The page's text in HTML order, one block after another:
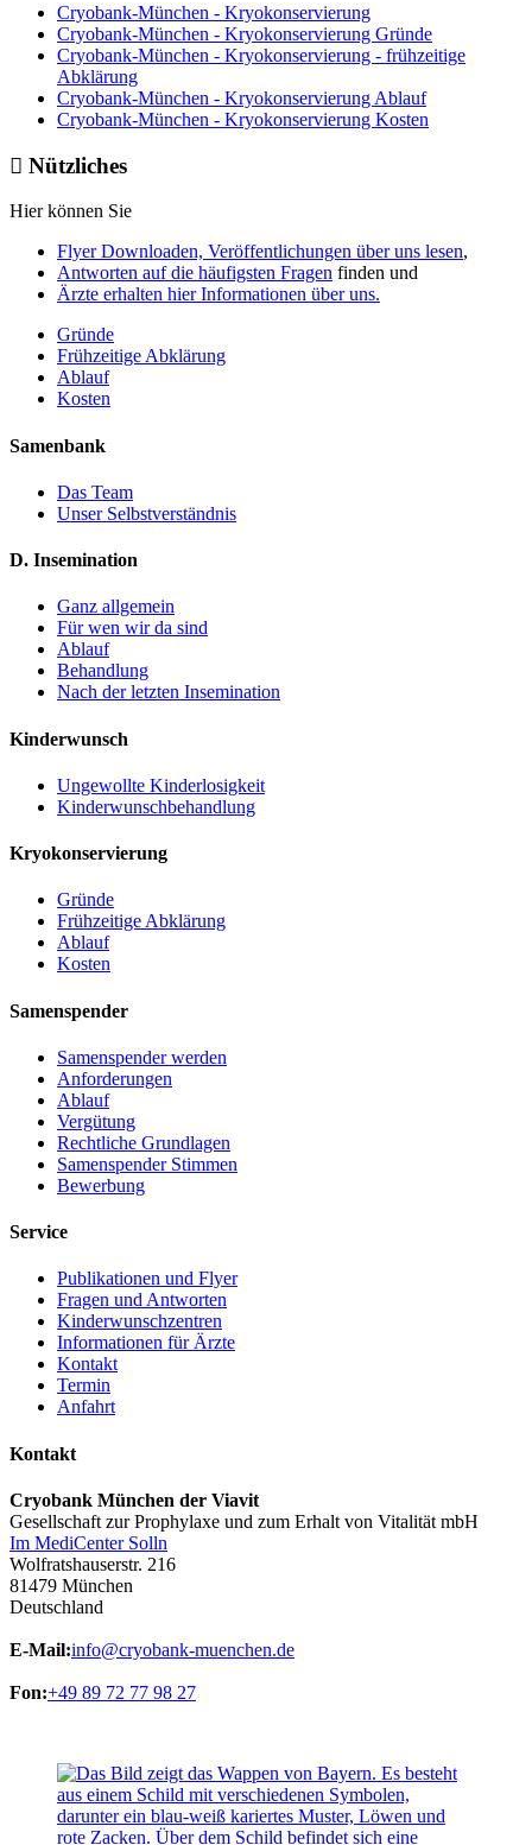
Cryobank-München - Kryokonservierung
Cryobank-München - Kryokonservierung Gründe
Cryobank-München - Kryokonservierung - frühzeitige
Abklärung
Cryobank-München - Kryokonservierung Ablauf
Cryobank-München - Kryokonservierung Kosten
Nützliches
Hier können Sie
Flyer Downloaden, Veröffentlichungen über uns lesen,
Antworten auf die häufigsten Fragen finden und
Ärzte erhalten hier Informationen über uns.
Gründe
Frühzeitige Abklärung
Ablauf
Kosten
Samenbank
Das Team
Unser Selbstverständnis
D. Insemination
Ganz allgemein
Für wen wir da sind
Ablauf
Behandlung
Nach der letzten Insemination
Kinderwunsch
Ungewollte Kinderlosigkeit
Kinderwunschbehandlung
Kryokonservierung
Gründe
Frühzeitige Abklärung
Ablauf
Kosten
Samenspender
Samenspender werden
Anforderungen
Ablauf
Vergütung
Rechtliche Grundlagen
Samenspender Stimmen
Bewerbung
Service
Publikationen und Flyer
Fragen und Antworten
Kinderwunschzentren
Informationen für Ärzte
Kontakt
Termin
Anfahrt
Kontakt
Cryobank München der Viavit
Gesellschaft zur Prophylaxe und zum Erhalt von Vitalität mbH
Im MediCenter Solln
Wolfratshauserstr. 216
81479 München
Deutschland
E-Mail:info@cryobank-muenchen.de
Fon:+49 89 72 77 98 27